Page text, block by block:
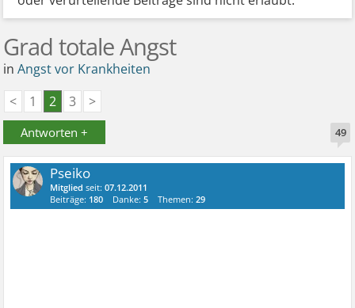
Grad totale Angst
inAngst vor Krankheiten
<
1 2 3 >
Antworten + 49
Pseiko
Mitglied seit:07.12.2011
Beiträge: 180 Danke:5 Themen:29